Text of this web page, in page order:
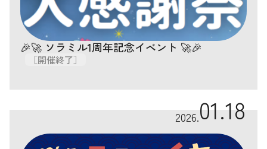
🎉🚀 ソラミル1周年記念イベント 🚀🎉
［開催終了］
2026.01.18